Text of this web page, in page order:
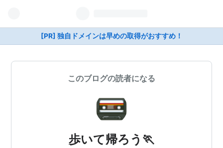
[PR] 独自ドメインは早めの取得がおすすめ！
このブログの読者になる
歩いて帰ろう🏃